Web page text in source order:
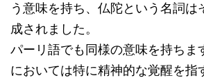
う意味を持ち、仏陀という名詞は
成されました。
パーリ語でも同様の意味を持ちま
においては特に精神的な覚醒を指